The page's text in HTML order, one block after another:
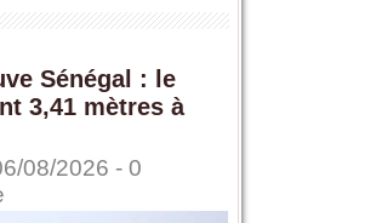
Sénégal : le
3,41 mètres à
08/2026 - 0